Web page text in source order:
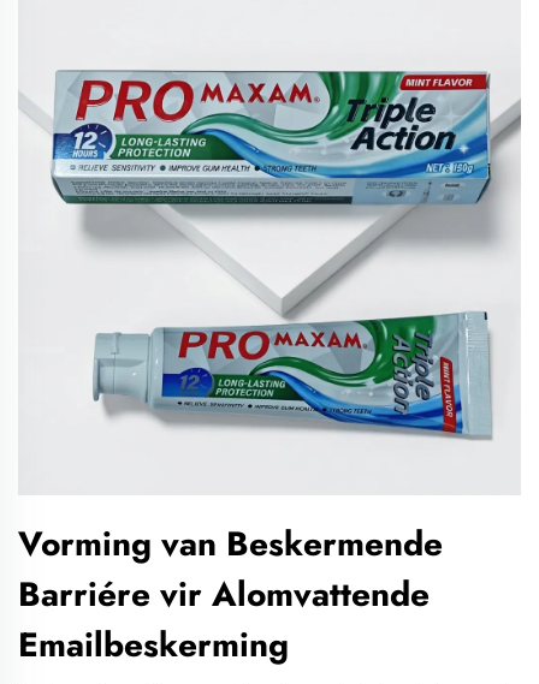
Vorming van Beskermende
Barriére vir Alomvattende
Emailbeskerming